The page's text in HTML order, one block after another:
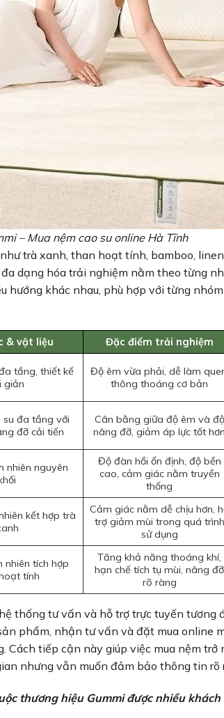
– Mua nệm cao su online Hà Tĩnh
trà xanh, than hoạt tính, bamboo,
dạng hóa trải nghiệm nằm theo từng
hướng khác nhau, phù hợp với từng
& vật liệu Đặc điểm trải nghiệm
tầng, thiết kế
giản
Độ êm vừa phải, dễ làm
thông thoáng cơ bản
su đa tầng với
đỡ cải tiến
Cân bằng giữa độ êm và độ
nâng đỡ, giảm áp lực tốt hơn
nhiên nguyên
Độ đàn hồi ổn định, độ bền
cao, cảm giác nằm truyền
thống
kết hợp trà
Cảm giác nằm dễ chịu hơn,
trợ giảm mùi trong quá trình
sử dụng
nhiên tích hợp
tính
Tăng khả năng thoáng khí,
hạn chế tích tụ mùi, nâng đỡ
rõ ràng
thống tư vấn và hỗ trợ trực tuyến tương
phẩm, nhận tư vấn và đặt mua online
Cách tiếp cận này giúp việc mua nệm
nhưng vẫn muốn đảm bảo thông tin rõ
thương hiệu Gummi được nhiều